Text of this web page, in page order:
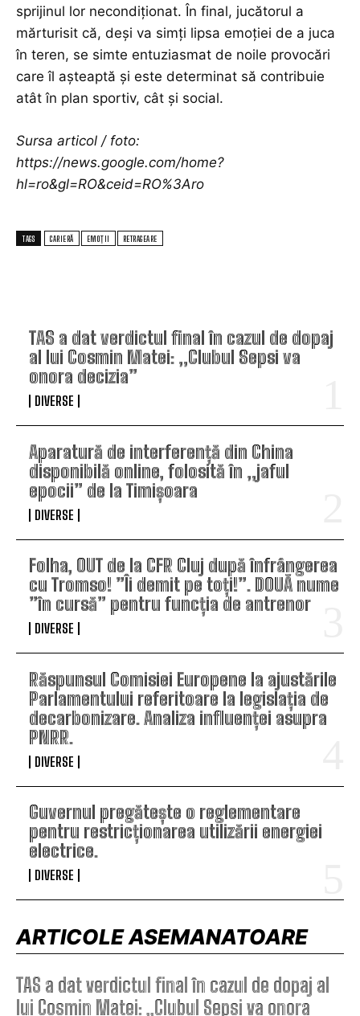
TAS a dat verdictul final în cazul de dopaj
al lui Cosmin Matei: „Clubul Sepsi va
onora decizia”
DIVERSE
Aparatură de interferență din China
disponibilă online, folosită în „jaful
epocii” de la Timișoara
DIVERSE
Folha, OUT de la CFR Cluj după înfrângerea
cu Tromso! ”Îi demit pe toți!”. DOUĂ nume
”în cursă” pentru funcția de antrenor
DIVERSE
Răspunsul Comisiei Europene la ajustările
Parlamentului referitoare la legislația de
decarbonizare. Analiza influenței asupra
PNRR.
DIVERSE
Guvernul pregătește o reglementare
pentru restricționarea utilizării energiei
electrice.
DIVERSE
ARTICOLE ASEMANATOARE
TAS a dat verdictul final în cazul de dopaj al
lui Cosmin Matei: „Clubul Sepsi va onora
sprijinul lor necondiționat. În final, jucătorul a
mărturisit că, deși va simți lipsa emoției de a juca
în teren, se simte entuziasmat de noile provocări
care îl așteaptă și este determinat să contribuie
atât în plan sportiv, cât și social.
Sursa articol / foto:
https://news.google.com/home?
hl=ro&gl=RO&ceid=RO%3Aro
TAGS CARIERĂ EMOȚII RETRAGEARE